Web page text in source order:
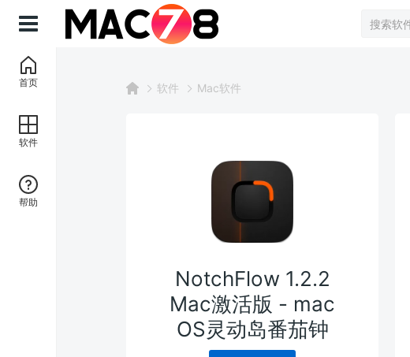
软件 Mac软件
NotchFlow 1.2.2
Mac激活版 - mac
OS灵动岛番茄钟
首页
软件
帮助